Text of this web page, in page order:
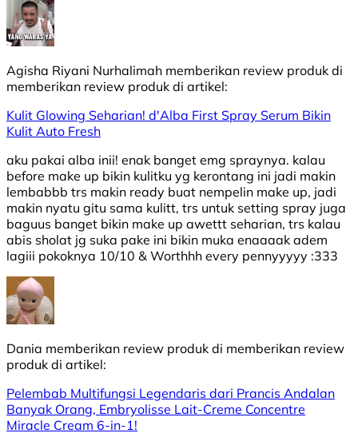
Agisha Riyani Nurhalimah memberikan review produk di
memberikan review produk di artikel:
Kulit Glowing Seharian! d'Alba First Spray Serum Bikin
Kulit Auto Fresh
aku pakai alba inii! enak banget emg spraynya. kalau
before make up bikin kulitku yg kerontang ini jadi makin
lembabbb trs makin ready buat nempelin make up, jadi
makin nyatu gitu sama kulitt, trs untuk setting spray juga
baguus banget bikin make up awettt seharian, trs kalau
abis sholat jg suka pake ini bikin muka enaaaak adem
lagiii pokoknya 10/10 & Worthhh every pennyyyyy :333
Dania memberikan review produk di memberikan review
produk di artikel:
Pelembab Multifungsi Legendaris dari Prancis Andalan
Banyak Orang, Embryolisse Lait-Creme Concentre
Miracle Cream 6-in-1!